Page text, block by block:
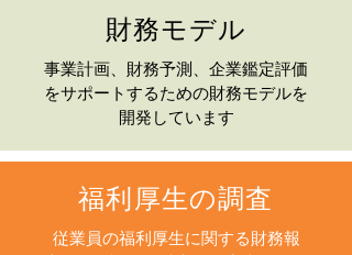
財務モデル
事業計画、財務予測、企業鑑定評価
をサポートするための財務モデルを
開発しています
福利厚生の調査
従業員の福利厚生に関する財務報